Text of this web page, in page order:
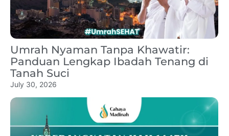
Umrah Nyaman Tanpa Khawatir:
Panduan Lengkap Ibadah Tenang di
Tanah Suci
July 30, 2026